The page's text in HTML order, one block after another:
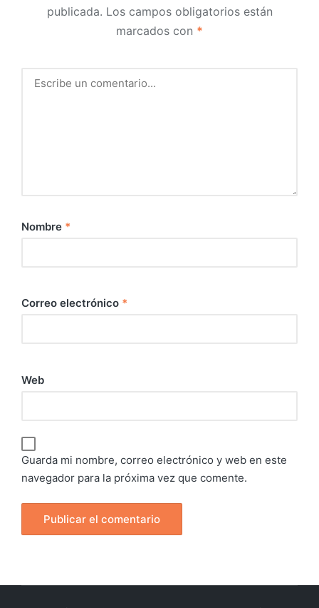
publicada. Los campos obligatorios están
marcados con *
Nombre *
Correo electrónico *
Web
Guarda mi nombre, correo electrónico y web en este
navegador para la próxima vez que comente.